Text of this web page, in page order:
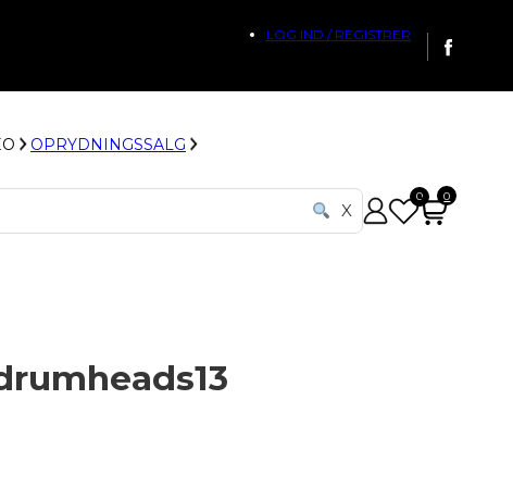
LOG IND / REGISTRER
OPRYDNINGSSALG
X
0 0